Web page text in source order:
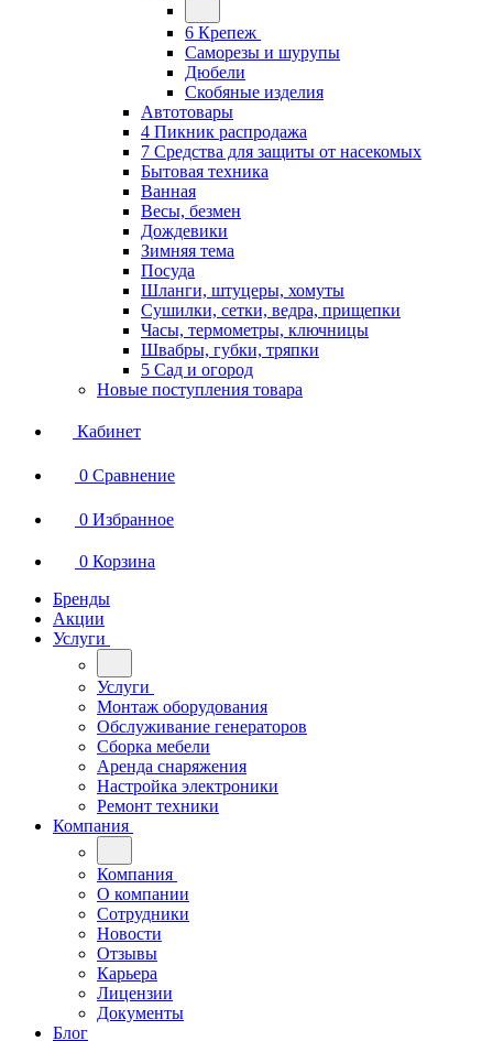
6 Крепеж
Саморезы и шурупы
Дюбели
Скобяные изделия
Автотовары
4 Пикник распродажа
7 Средства для защиты от насекомых
Бытовая техника
Ванная
Весы, безмен
Дождевики
Зимняя тема
Посуда
Шланги, штуцеры, хомуты
Сушилки, сетки, ведра, прищепки
Часы, термометры, ключницы
Швабры, губки, тряпки
5 Сад и огород
Новые поступления товара
Кабинет
0 Сравнение
0 Избранное
0 Корзина
Бренды
Акции
Услуги
Услуги
Монтаж оборудования
Обслуживание генераторов
Сборка мебели
Аренда снаряжения
Настройка электроники
Ремонт техники
Компания
Компания
О компании
Сотрудники
Новости
Отзывы
Карьера
Лицензии
Документы
Блог